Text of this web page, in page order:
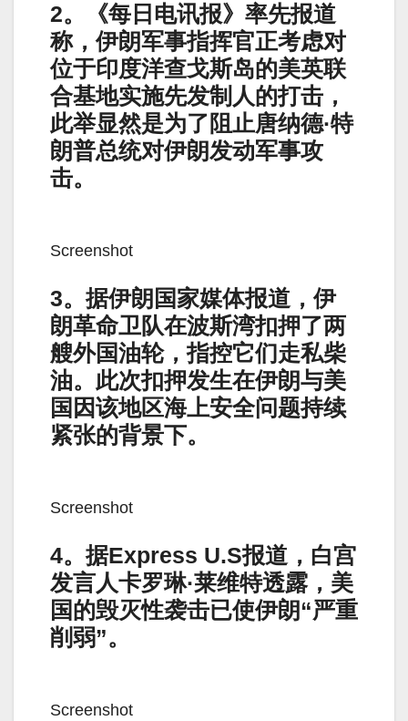
2。《每日电讯报》率先报道
称，伊朗军事指挥官正考虑对
位于印度洋查戈斯岛的美英联
合基地实施先发制人的打击，
此举显然是为了阻止唐纳德·特
朗普总统对伊朗发动军事攻
击。
Screenshot
3。据伊朗国家媒体报道，伊
朗革命卫队在波斯湾扣押了两
艘外国油轮，指控它们走私柴
油。此次扣押发生在伊朗与美
国因该地区海上安全问题持续
紧张的背景下。
Screenshot
4。据Express U.S报道，白宫
发言人卡罗琳·莱维特透露，美
国的毁灭性袭击已使伊朗“严重
削弱”。
Screenshot